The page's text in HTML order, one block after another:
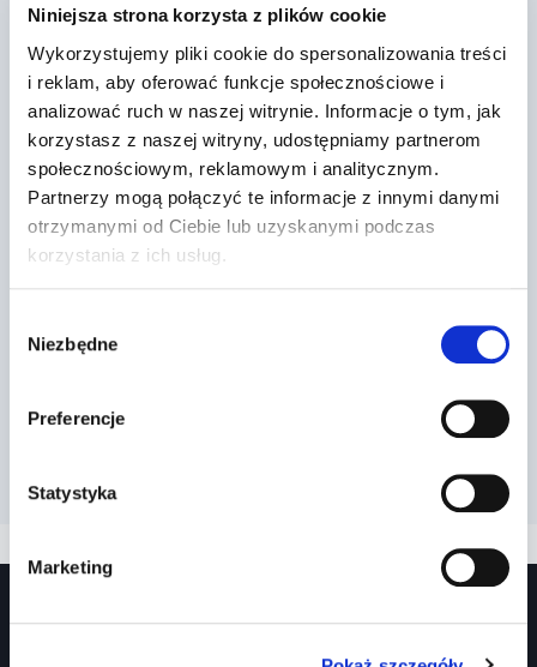
Niniejsza strona korzysta z plików cookie
Wykorzystujemy pliki cookie do spersonalizowania treści
i reklam, aby oferować funkcje społecznościowe i
analizować ruch w naszej witrynie. Informacje o tym, jak
korzystasz z naszej witryny, udostępniamy partnerom
społecznościowym, reklamowym i analitycznym.
Partnerzy mogą połączyć te informacje z innymi danymi
otrzymanymi od Ciebie lub uzyskanymi podczas
korzystania z ich usług.
zgody
Niezbędne
Preferencje
Statystyka
Marketing
sytuacji, zgodnie z zasadą
ograniczonego…
Przez 2022-03-13